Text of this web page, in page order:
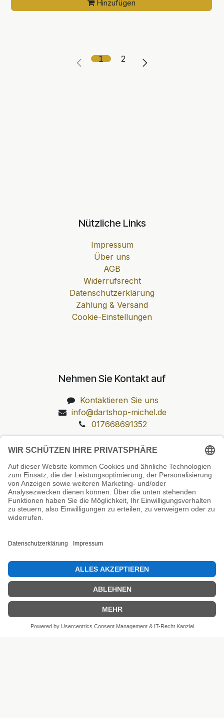
Hinzufügen
1 2
Nützliche Links
Impressum
Über uns
AGB
Widerrufsrecht
Datenschutzerklärung
Zahlung & Versand
Cookie-Einstellungen
Nehmen Sie Kontakt auf
Kontaktieren Sie uns
info@dartshop-michel.de
017668691352
Unsere Prüfsiegel